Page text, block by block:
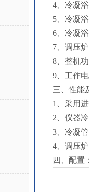
4、冷凝
5、冷凝
6、冷凝
7、调压
8、整机
9、工作
三、性能
1、采用
2、仪器
3、冷凝
4、调压
四、配置